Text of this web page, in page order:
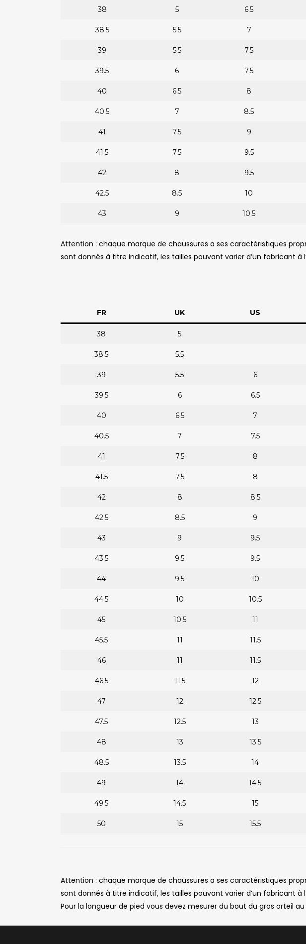
38 5 6.5
38.5 5.5 7
39 5.5 7.5
39.5 6 7.5
40 6.5 8
40.5 7 8.5
41 7.5 9
41.5 7.5 9.5
42 8 9.5
42.5 8.5 10
43 9 10.5
Attention : chaque marque de chaussures a ses caractéristiques
sont donnés à titre indicatif, les tailles pouvant varier d’un fabricant à
FR UK US
38 5
38.5 5.5
39 5.5 6
39.5 6 6.5
40 6.5 7
40.5 7 7.5
41 7.5 8
41.5 7.5 8
42 8 8.5
42.5 8.5 9
43 9 9.5
43.5 9.5 9.5
44 9.5 10
44.5 10 10.5
45 10.5 11
45.5 11 11.5
46 11 11.5
46.5 11.5 12
47 12 12.5
47.5 12.5 13
48 13 13.5
48.5 13.5 14
49 14 14.5
49.5 14.5 15
50 15 15.5
Attention : chaque marque de chaussures a ses caractéristiques
sont donnés à titre indicatif, les tailles pouvant varier d’un fabricant à
Pour la longueur de pied vous devez mesurer du bout du gros orteil